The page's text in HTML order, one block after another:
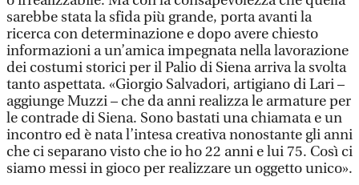
sarebbe stata la sfida più grande, porta avanti la
ricerca con determinazione e dopo avere chiesto
informazioni a un’amica impegnata nella lavorazione
dei costumi storici per il Palio di Siena arriva la svolta
tanto aspettata. «Giorgio Salvadori, artigiano di Lari –
aggiunge Muzzi – che da anni realizza le armature per
le contrade di Siena. Sono bastati una chiamata e un
incontro ed è nata l’intesa creativa nonostante gli anni
che ci separano visto che io ho 22 anni e lui 75. Così ci
siamo messi in gioco per realizzare un oggetto unico».